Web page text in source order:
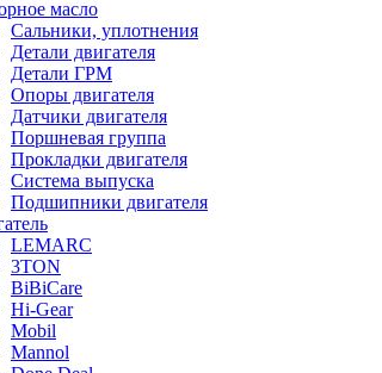
масло
Сальники, уплотнения
Детали двигателя
Детали ГРМ
Опоры двигателя
Датчики двигателя
Поршневая группа
Прокладки двигателя
Система выпуска
Подшипники двигателя
LEMARC
3TON
BiBiCare
Hi-Gear
Mobil
Mannol